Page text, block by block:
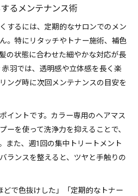
るメンテナンス術
するには、定期的なサロンでのメン
。特にリタッチやトナー施術、補色
の状態に合わせた細やかな対応が長
羽では、透明感や立体感を長く楽
ング時に次回メンテナンスの目安を
イントです。カラー専用のヘアマス
ーを使って洗浄力を抑えることで、
また、週1回の集中トリートメント
ランスを整えると、ツヤと手触りの
どで色抜けした」「定期的なトナー